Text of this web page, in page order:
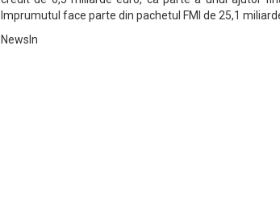
Imprumutul face parte din pachetul FMI de 25,1
NewsIn